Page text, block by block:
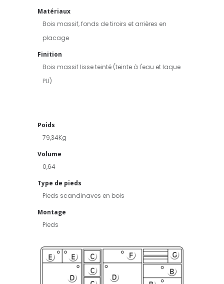
Matériaux
Bois massif, fonds de tiroirs et arrières en
placage
Finition
Bois massif lisse teinté (teinte à l'eau et laque
PU)
Poids
79,34Kg
Volume
0,64
Type de pieds
Pieds scandinaves en bois
Montage
Pieds